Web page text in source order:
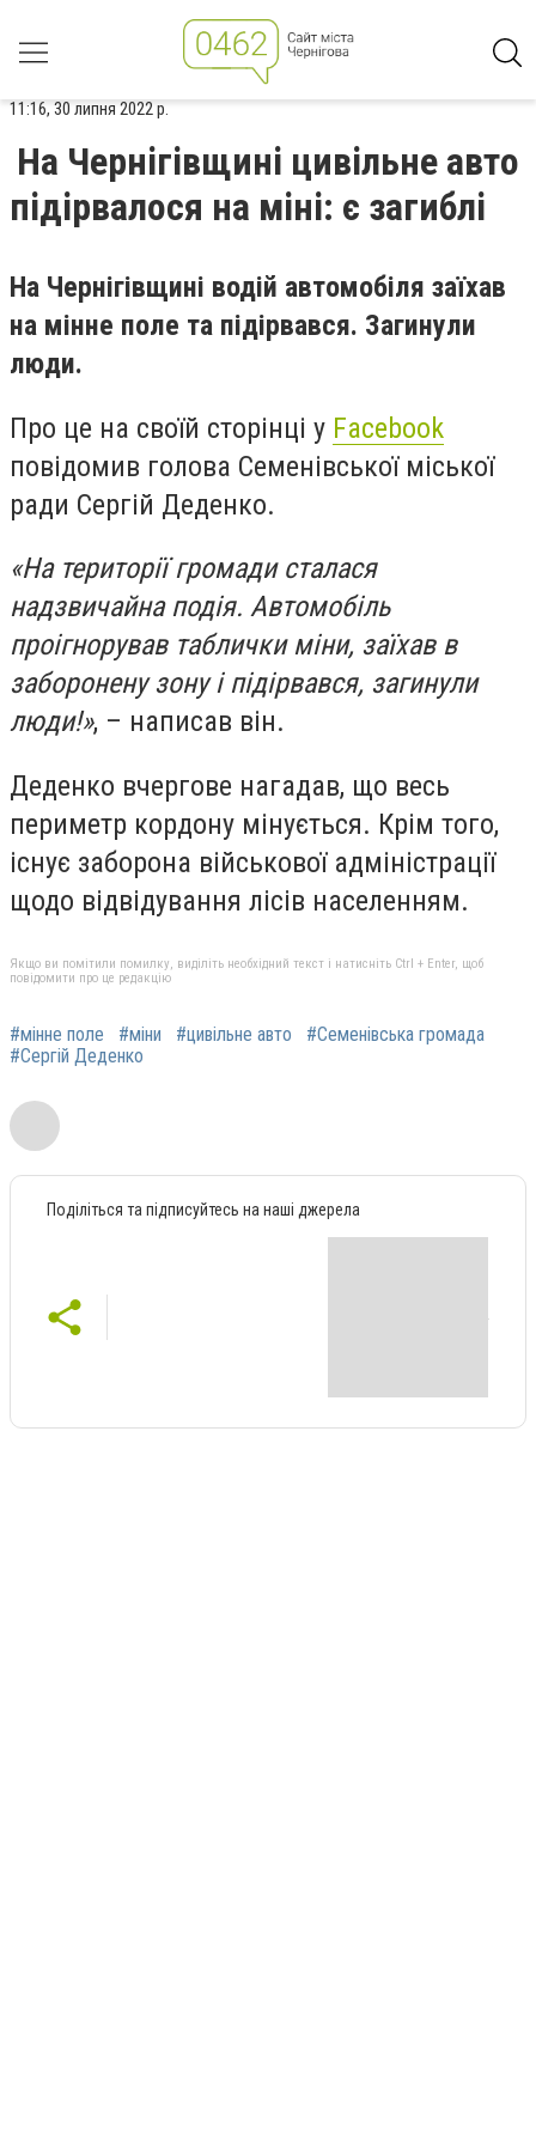
11:16, 30 липня 2022 р.
На Чернігівщині цивільне авто
підірвалося на міні: є загиблі
На Чернігівщині водій автомобіля заїхав
на мінне поле та підірвався. Загинули
люди.
Про це на своїй сторінці у Facebook
повідомив голова Семенівської міської
ради Сергій Деденко.
«На території громади сталася
надзвичайна подія. Автомобіль
проігнорував таблички міни, заїхав в
заборонену зону і підірвався, загинули
люди!», – написав він.
Деденко вчергове нагадав, що весь
периметр кордону мінується. Крім того,
існує заборона військової адміністрації
щодо відвідування лісів населенням.
Якщо ви помітили помилку, виділіть необхідний текст і натисніть Ctrl + Enter, щоб
повідомити про це редакцію
#мінне поле #міни #цивільне авто
#Семенівська громада
#Сергій Деденко
Поділіться та підписуйтесь на наші джерела